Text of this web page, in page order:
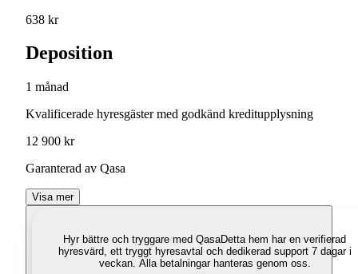
638 kr
Deposition
1 månad
Kvalificerade hyresgäster med godkänd kreditupplysning
12 900 kr
Garanterad av Qasa
Visa mer
Hyr bättre och tryggare med QasaDetta hem har en verifierad
hyresvärd, ett tryggt hyresavtal och dedikerad support 7 dagar i
veckan. Alla betalningar hanteras genom oss.